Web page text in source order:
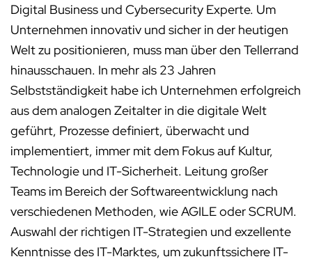
Digital Business und Cybersecurity Experte. Um
Unternehmen innovativ und sicher in der heutigen
Welt zu positionieren, muss man über den Tellerrand
hinausschauen. In mehr als 23 Jahren
Selbstständigkeit habe ich Unternehmen erfolgreich
aus dem analogen Zeitalter in die digitale Welt
geführt, Prozesse definiert, überwacht und
implementiert, immer mit dem Fokus auf Kultur,
Technologie und IT-Sicherheit. Leitung großer
Teams im Bereich der Softwareentwicklung nach
verschiedenen Methoden, wie AGILE oder SCRUM.
Auswahl der richtigen IT-Strategien und exzellente
Kenntnisse des IT-Marktes, um zukunftssichere IT-